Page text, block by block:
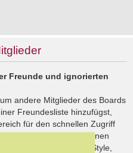
Freunde und ignorierten
andere Mitglieder des Boards
Freundesliste hinzufügst,
für den schnellen Zugriff
und kannst ihnen
Abhängig von dem Style,